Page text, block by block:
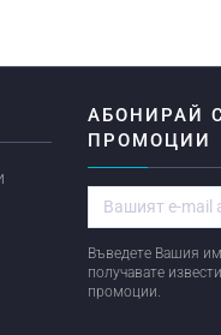
АБОНИРАЙ
ПРОМОЦИИ
Въведете Вашия
получавате
промоции.